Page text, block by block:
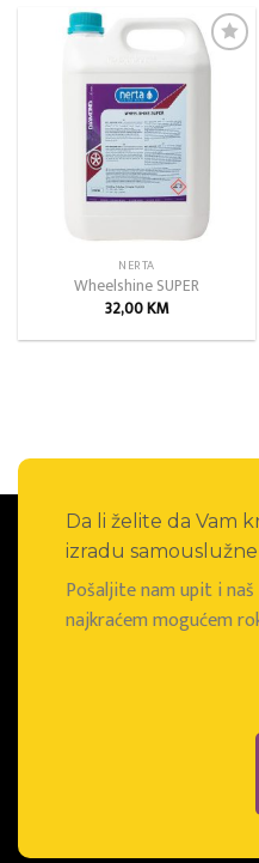
Add to
NERTA
Wheelshine SUPER
32,00KM
Da li želite da Vam
izradu
Pošaljite nam upit i
najkraćem mogućem